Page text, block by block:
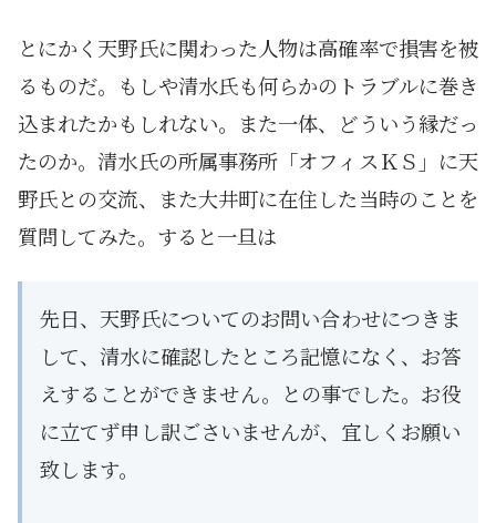
とにかく天野氏に関わった人物は高確率で損害を被
るものだ。もしや清水氏も何らかのトラブルに巻き
込まれたかもしれない。また一体、どういう縁だっ
たのか。清水氏の所属事務所「オフィスＫＳ」に天
野氏との交流、また大井町に在住した当時のことを
質問してみた。すると一旦は
先日、天野氏についてのお問い合わせにつきま
して、清水に確認したところ記憶になく、お答
えすることができません。との事でした。お役
に立てず申し訳ごさいませんが、宜しくお願い
致します。